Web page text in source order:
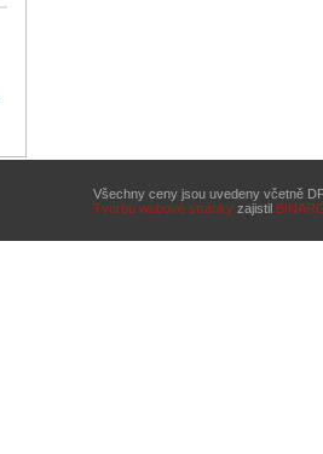
Všechny ceny jsou uvedeny včetně
Tvorbu webové stránkyzajistil